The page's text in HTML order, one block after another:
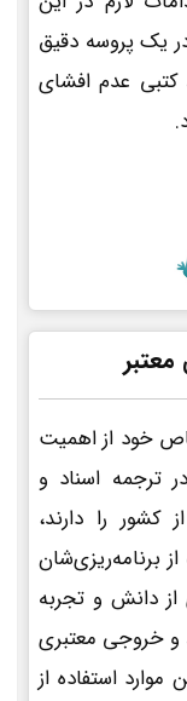
یک پروسه دقیق
کتبی عدم افشای
خود از اهمیت
ترجمه اسناد و
را دارند،
برنامه‌ریزی‌شان
از دانش و تجربه
و خروجی معتبری
استفاده از